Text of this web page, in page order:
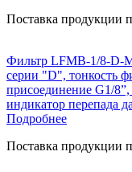
Поставка продукции
Фильтр LFMB-1/8-D-
серии "D", тонкость
присоединение G1/
индикатор перепада
Подробнее
Поставка продукции